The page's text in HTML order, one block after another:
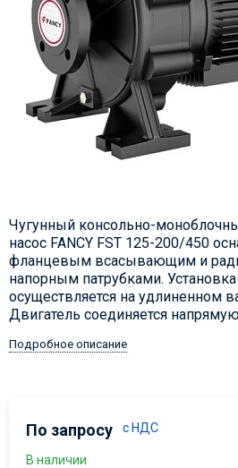
Чугунный консольно-
насос FANCY FST 125-200/450
фланцевым всасывающим и
напорным патрубками.
осуществляется на удлиненном
Двигатель соединяется
Подробное описание
По запросу с НДС
В наличии